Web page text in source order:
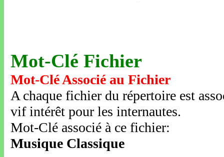
Mot-Clé Fichier
Mot-Clé Associé au Fichier
A chaque fichier du répertoire est
vif intérêt pour les internautes.
Mot-Clé associé à ce fichier:
Musique Classique